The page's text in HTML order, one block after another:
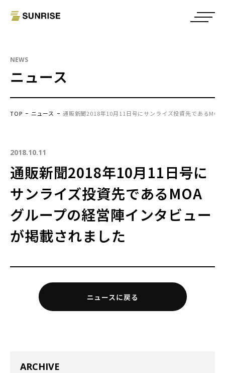
NEWS
ニュース
TOP ニュース 通販新聞2018年10月11日号にサンライズ投資先である
2018.10.11
通販新聞2018年10月11日号に
サンライズ投資先であるMOA
グループの経営陣インタビュー
が掲載されました
ニュースに戻る
ARCHIVE